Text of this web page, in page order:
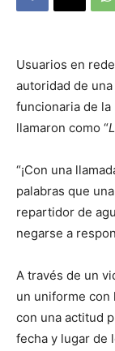
Usuarios en
autoridad de
funcionaria de la
llamaron como “
“¡Con una
palabras que
repartidor de
negarse a
A través de un
un uniforme con
con una actitud
fecha y lugar de